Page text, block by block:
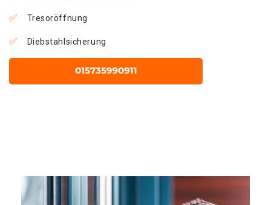
Tresoröffnung
Diebstahlsicherung